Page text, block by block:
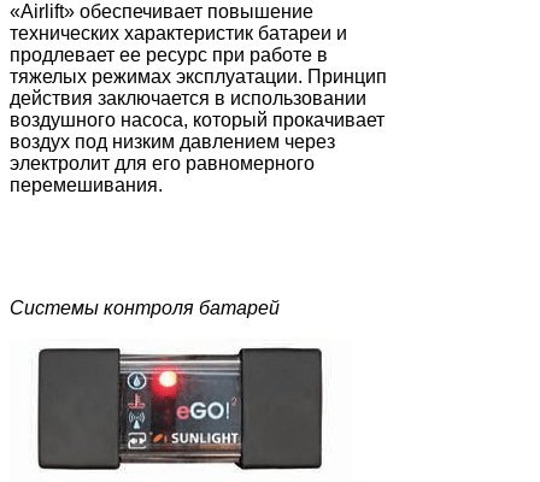
«Airlift» обеспечивает повышение
технических характеристик батареи и
продлевает ее ресурс при работе в
тяжелых режимах эксплуатации. Принцип
действия заключается в использовании
воздушного насоса, который прокачивает
воздух под низким давлением через
электролит для его равномерного
перемешивания.
Системы контроля батарей